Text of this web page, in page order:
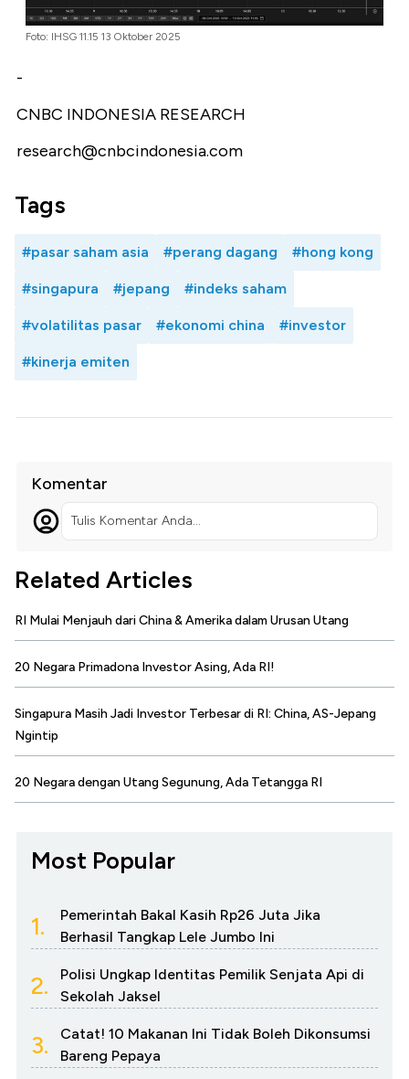
Foto: IHSG 11.15 13 Oktober 2025
-
CNBC INDONESIA RESEARCH
research@cnbcindonesia.com
Tags
#pasar saham asia #perang dagang #hong kong
#singapura #jepang #indeks saham
#volatilitas pasar #ekonomi china #investor
#kinerja emiten
Komentar
Tulis Komentar Anda...
Related Articles
RI Mulai Menjauh dari China & Amerika dalam Urusan Utang
20 Negara Primadona Investor Asing, Ada RI!
Singapura Masih Jadi Investor Terbesar di RI: China, AS-Jepang
Ngintip
20 Negara dengan Utang Segunung, Ada Tetangga RI
Most Popular
1.
Pemerintah Bakal Kasih Rp26 Juta Jika
Berhasil Tangkap Lele Jumbo Ini
2.
Polisi Ungkap Identitas Pemilik Senjata Api di
Sekolah Jaksel
3.
Catat! 10 Makanan Ini Tidak Boleh Dikonsumsi
Bareng Pepaya